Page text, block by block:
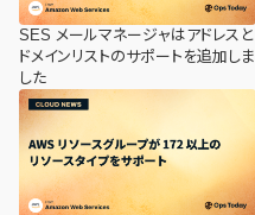
SES メールマネージャはアドレスと
ドメインリストのサポートを追加しま
した